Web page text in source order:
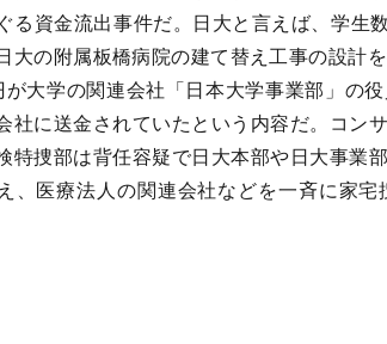
る資金流出事件だ。日大と言えば、学生
大の附属板橋病院の建て替え工事の設計
が大学の関連会社「日本大学事業部」の
社に送金されていたという内容だ。コン
特捜部は背任容疑で日大本部や日大事業
、医療法人の関連会社などを一斉に家